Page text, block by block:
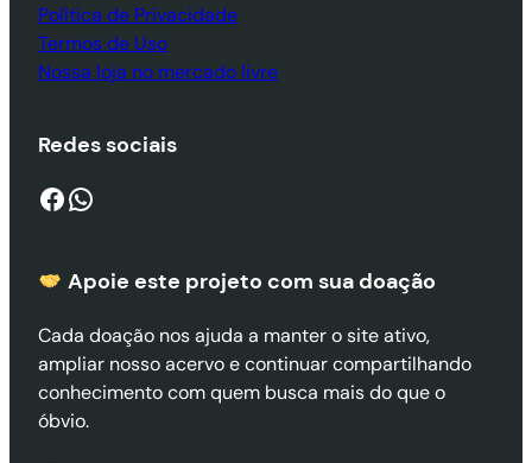
Política de Privacidade
Termos de Uso
Nossa loja no mercado livre
Redes sociais
Facebook WhatsApp
Apoie este projeto com sua doação
Cada doação nos ajuda a manter o site ativo,
ampliar nosso acervo e continuar compartilhando
conhecimento com quem busca mais do que o
óbvio.